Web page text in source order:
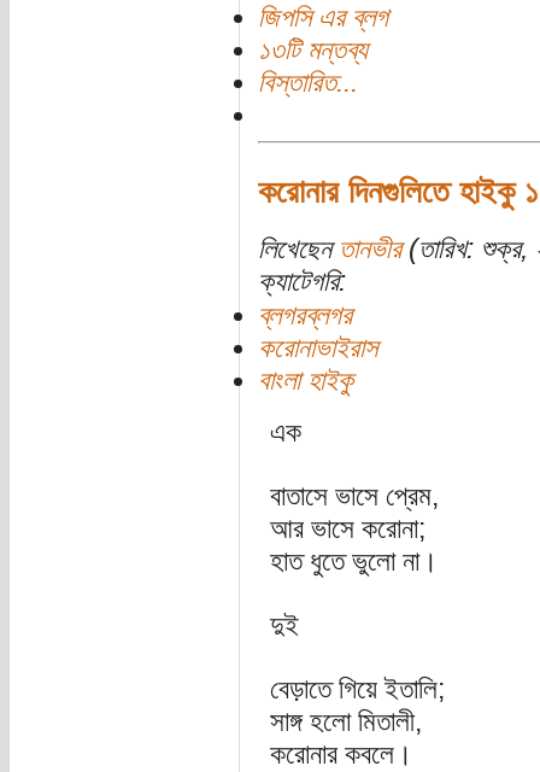
জিপসি এর ব্লগ
১৩টি মন্তব্য
বিস্তারিত...
করোনার দিনগুলিতে হাইকু ১
লিখেছেন তানভীর(তারিখ:
ক্যাটেগরি:
ব্লগরব্লগর
করোনাভাইরাস
বাংলা হাইকু
এক
বাতাসে ভাসে প্রেম,
আর ভাসে করোনা;
হাত ধুতে ভুলো না।
দুই
বেড়াতে গিয়ে ইতালি;
সাঙ্গ হলো মিতালী,
করোনার কবলে।